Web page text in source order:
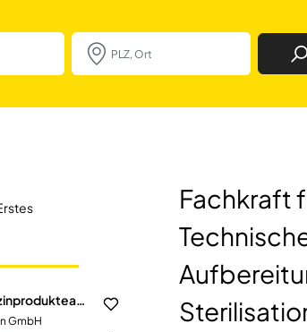
Fachkraft für Medizinprodukteaufbereitung (m/w/d) / Technischer Sterilisationsassistent (m/w/d) für die Aufbereitung von Medizinprodukten in der Sterilisationsabteilung (AEMP)
GmbH
Fachkraft